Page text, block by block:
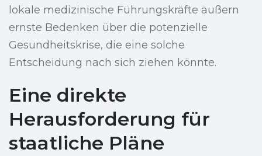
lokale medizinische Führungskräfte äußern
ernste Bedenken über die potenzielle
Gesundheitskrise, die eine solche
Entscheidung nach sich ziehen könnte.
Eine direkte
Herausforderung für
staatliche Pläne